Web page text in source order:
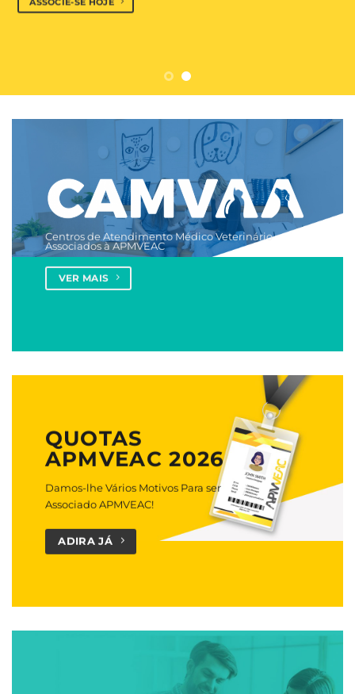
ASSOCIE-SE HOJE
Centros de Atendimento Médico Veterinário
Associados à APMVEAC
VER MAIS
QUOTAS
APMVEAC 2026
Damos-lhe Vários Motivos Para ser
Associado APMVEAC!
ADIRA JÁ